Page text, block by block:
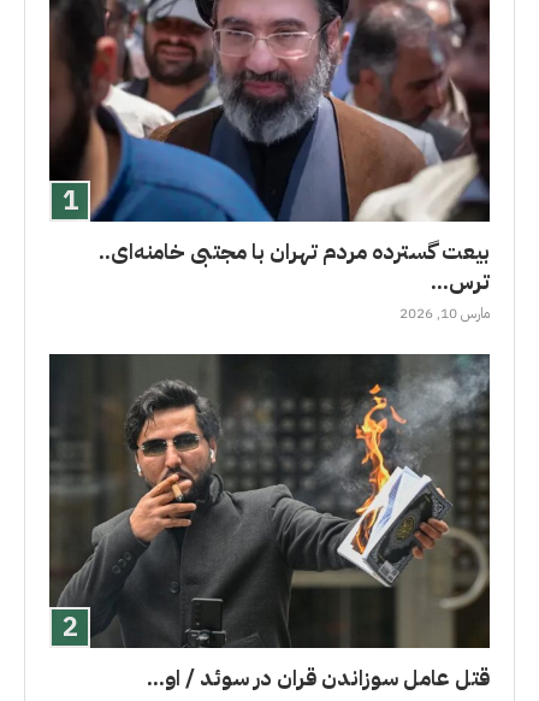
بیعت گسترده مردم تهران با مجتبی خامنه‌ای..
ترس...
مارس 10, 2026
قتل عامل سوزاندن قران در سوئد / او...